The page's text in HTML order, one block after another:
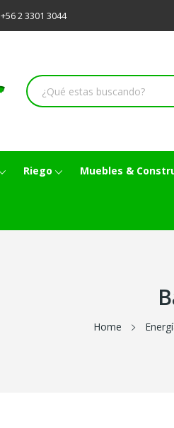
+56 2 3301 3044
Riego Muebles &
Home